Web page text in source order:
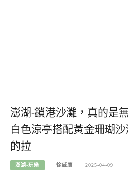
澎湖-鎖港沙灘，真的是
白色涼亭搭配黃金珊瑚
的拉
澎湖-玩樂 徐威廉 2025-04-09